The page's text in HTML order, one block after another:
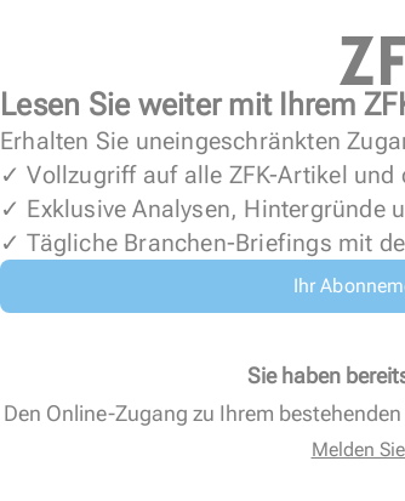
Lesen Sie weiter mit Ihrem
Erhalten Sie uneingeschränkten
✓ Vollzugriff auf alle ZFK-Artikel und
✓ Exklusive Analysen, Hintergründe
✓ Tägliche Branchen-Briefings mit
Ihr
Sie haben
Den Online-Zugang zu Ihrem
Melden